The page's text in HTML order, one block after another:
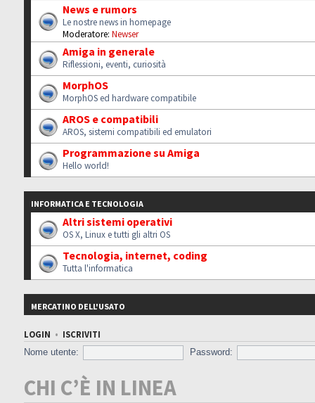
News e rumors
Le nostre news in homepage
Moderatore: Newser
Amiga in generale
Riflessioni, eventi, curiosità
MorphOS
MorphOS ed hardware compatibile
AROS e compatibili
AROS, sistemi compatibili ed emulatori
Programmazione su Amiga
Hello world!
INFORMATICA E TECNOLOGIA
Altri sistemi operativi
OS X, Linux e tutti gli altri OS
Tecnologia, internet, coding
Tutta l'informatica
MERCATINO DELL'USATO
LOGIN • ISCRIVITI
Nome utente:
Password:
CHI C’È IN LINEA